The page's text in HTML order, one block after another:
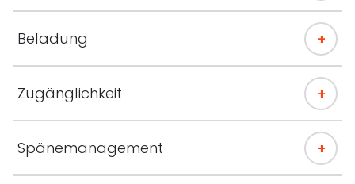
Beladung
Zugänglichkeit
Spänemanagement